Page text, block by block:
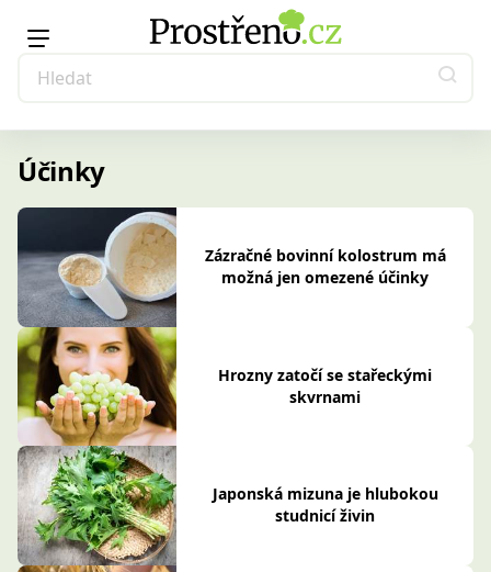
Účinky
Zázračné bovinní kolostrum má
možná jen omezené účinky
Hrozny zatočí se stařeckými
skvrnami
Japonská mizuna je hlubokou
studnicí živin